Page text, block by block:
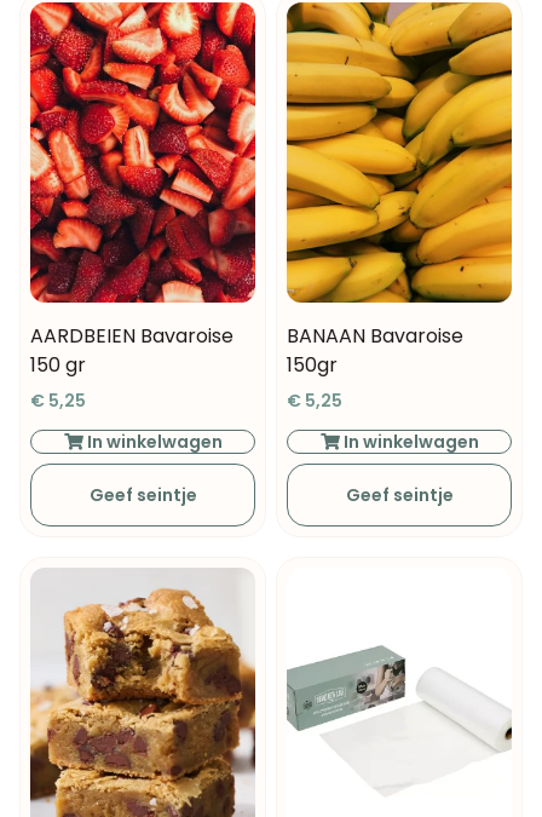
AARDBEIEN Bavaroise
150 gr
€ 5,25
In winkelwagen
Geef seintje
BANAAN Bavaroise
150gr
€ 5,25
In winkelwagen
Geef seintje